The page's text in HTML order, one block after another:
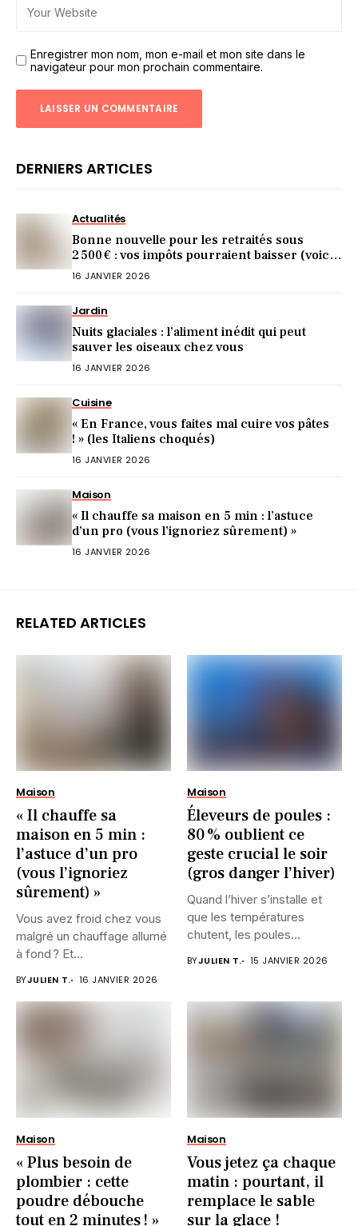
Enregistrer mon nom, mon e-mail et mon site dans le
navigateur pour mon prochain commentaire.
DERNIERS ARTICLES
Actualités
Bonne nouvelle pour les retraités sous
2 500 € : vos impôts pourraient baisser (voici
comment)
16 JANVIER 2026
Jardin
Nuits glaciales : l’aliment inédit qui peut
sauver les oiseaux chez vous
16 JANVIER 2026
Cuisine
« En France, vous faites mal cuire vos pâtes
! » (les Italiens choqués)
16 JANVIER 2026
Maison
« Il chauffe sa maison en 5 min : l’astuce
d’un pro (vous l’ignoriez sûrement) »
16 JANVIER 2026
RELATED ARTICLES
Maison
« Il chauffe sa
maison en 5 min :
l’astuce d’un pro
(vous l’ignoriez
sûrement) »
Vous avez froid chez vous
malgré un chauffage allumé
à fond ? Et...
BYJULIEN T. 16 JANVIER 2026
Maison
Éleveurs de poules :
80 % oublient ce
geste crucial le soir
(gros danger l’hiver)
Quand l’hiver s’installe et
que les températures
chutent, les poules
BYJULIEN T. 15 JANVIER 2026
Maison
« Plus besoin de
plombier : cette
poudre débouche
tout en 2 minutes ! »
Maison
Vous jetez ça chaque
matin : pourtant, il
remplace le sable
sur la glace !